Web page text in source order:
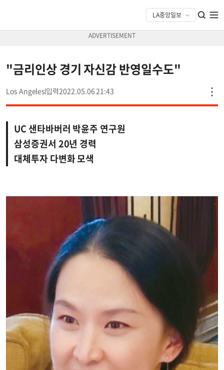
"금리인상 경기 자신감 반영일수도"
Los Angeles 2022.05.06 21:43
UC 샌타바버러 박윤주 연구원
삼성증권서 20년 경력
대체투자 다변화 모색